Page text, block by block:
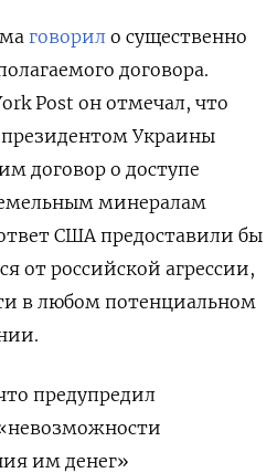
говорил о существенно
договора.
Post он отмечал, что
Украины
договор о доступе
минералам
США предоставили бы
от российской агрессии,
в любом потенциальном
предупредил
им денег»